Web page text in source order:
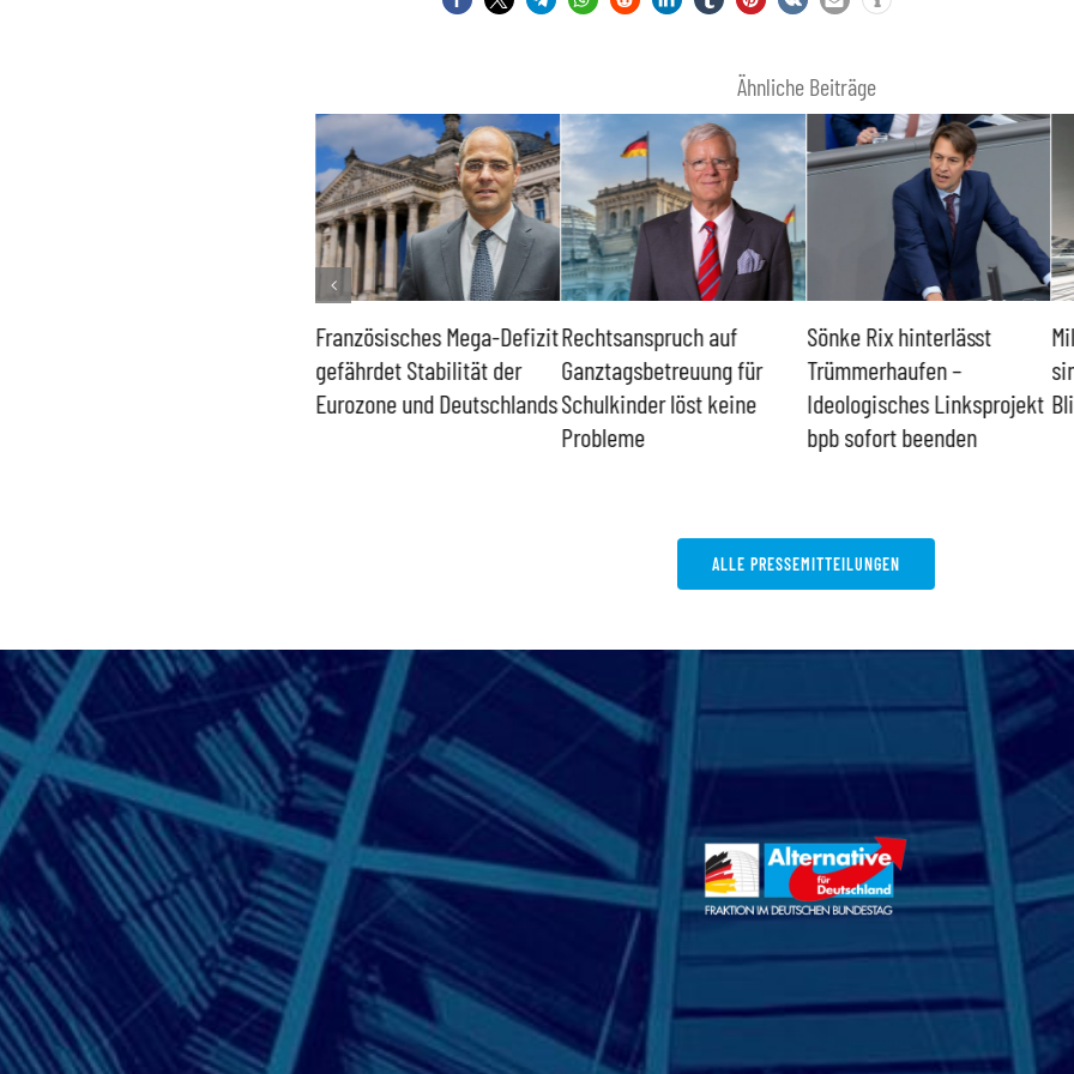
Ähnliche Beiträge
Französisches Mega-Defizit
gefährdet Stabilität der
Eurozone und Deutschlands
Rechtsanspruch auf
Ganztagsbetreuung für
Schulkinder löst keine
Probleme
Sönke Rix hinterlässt
Trümmerhaufen –
Ideologisches Linksprojekt
bpb sofort beenden
ALLE PRESSEMITTEILUNGEN